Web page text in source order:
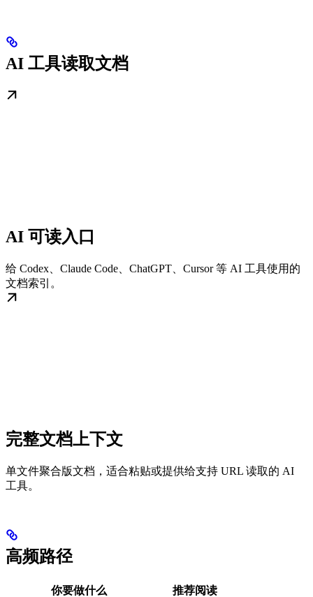
AI 工具读取文档
AI 可读入口
给 Codex、Claude Code、ChatGPT、Cursor 等 AI 工具使用的
文档索引。
完整文档上下文
单文件聚合版文档，适合粘贴或提供给支持 URL 读取的 AI
工具。
高频路径
你要做什么
推荐阅读